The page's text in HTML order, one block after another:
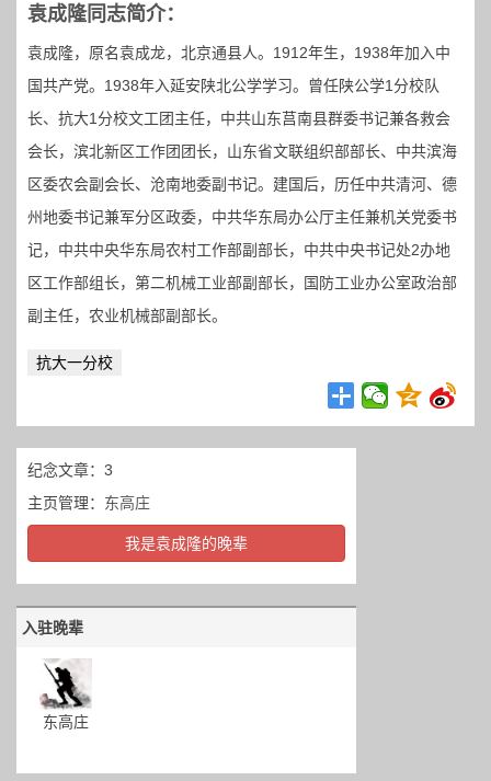
袁成隆同志简介：
袁成隆，原名袁成龙，北京通县人。1912年生，1938年加入中
国共产党。1938年入延安陕北公学学习。曾任陕公学1分校队
长、抗大1分校文工团主任，中共山东莒南县群委书记兼各救会
会长，滨北新区工作团团长，山东省文联组织部部长、中共滨海
区委农会副会长、沧南地委副书记。建国后，历任中共清河、德
州地委书记兼军分区政委，中共华东局办公厅主任兼机关党委书
记，中共中央华东局农村工作部副部长，中共中央书记处2办地
区工作部组长，第二机械工业部副部长，国防工业办公室政治部
副主任，农业机械部副部长。
抗大一分校
纪念文章：3
主页管理： 东高庄
我是袁成隆的晚辈
入驻晚辈
东高庄